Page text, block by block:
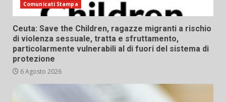
Comunicati Stampa
Ceuta: Save the Children, ragazze migranti a rischio
di violenza sessuale, tratta e sfruttamento,
particolarmente vulnerabili al di fuori del sistema di
protezione
6 Agosto 2026